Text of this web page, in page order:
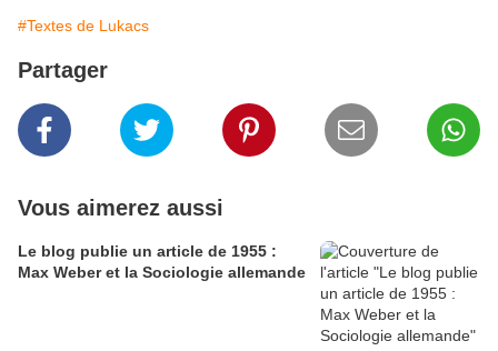
#Textes de Lukacs
Partager
Vous aimerez aussi
Le blog publie un article de 1955 :
Max Weber et la Sociologie allemande